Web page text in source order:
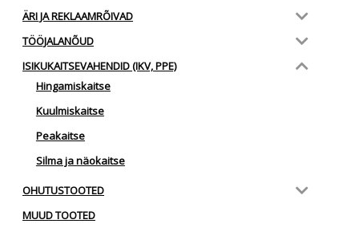
ÄRI JA REKLAAMRÕIVAD
TÖÖJALANÕUD
ISIKUKAITSEVAHENDID (IKV, PPE)
Hingamiskaitse
Kuulmiskaitse
Peakaitse
Silma ja näokaitse
OHUTUSTOOTED
MUUD TOOTED